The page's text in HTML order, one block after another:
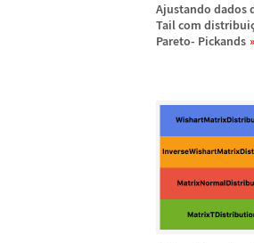
Ajustando dados
Tail com distribui
Pareto- Pickands